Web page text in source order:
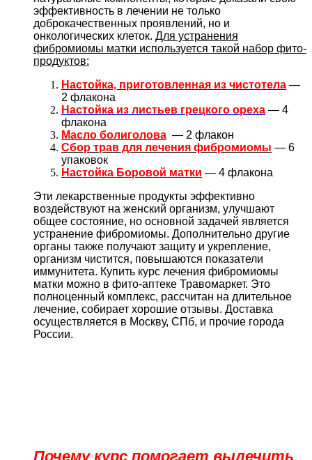
эффективность в лечении не только
доброкачественных проявлений, но и
онкологических клеток. Для устранения
фибромиомы матки используется такой набор фито-
продуктов:
Настойка, приготовленная из чистотела —
2 флакона
Настойка из листьев грецкого ореха — 4
флакона
Масло болиголова — 2 флакон
Сбор трав для лечения фибромиомы — 6
упаковок
Настойка Боровой матки — 4 флакона
Эти лекарственные продукты эффективно
воздействуют на женский организм, улучшают
общее состояние, но основной задачей является
устранение фибромиомы. Дополнительно другие
органы также получают защиту и укрепление,
организм чистится, повышаются показатели
иммунитета. Купить курс лечения фибромиомы
матки можно в фито-аптеке Травомаркет. Это
полноценный комплекс, рассчитан на длительное
лечение, собирает хорошие отзывы. Доставка
осуществляется в Москву, СПб, и прочие города
России.
Почему курс помогает вылечить